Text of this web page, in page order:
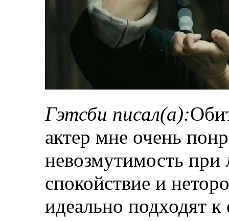
Гэтсби писал(а):
актер мне очень
невозмутимость при
спокойствие и
идеально подходят